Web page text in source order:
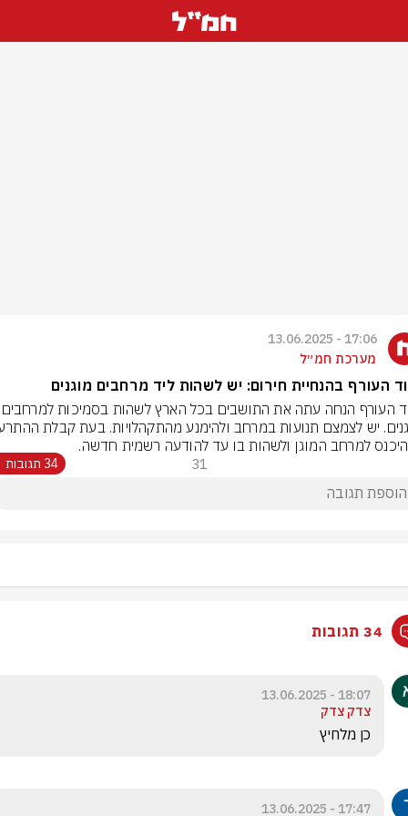
17:06 - 13.06.2025
מערכת חמ״ל
העורף בהנחיית חירום: יש לשהות ליד מרחבים מוגנים
למרחב המוגן ולשהות בו עד להודעה רשמית חדשה.
31 34 תגובות
34 תגובות
18:07 - 13.06.2025
צדק צדק
כן מלחיץ
17:47 - 13.06.2025